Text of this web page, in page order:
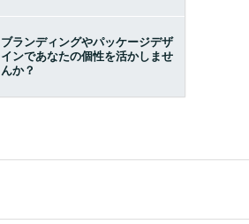
ブランディングやパッケージデザ
インであなたの個性を活かしませ
んか？